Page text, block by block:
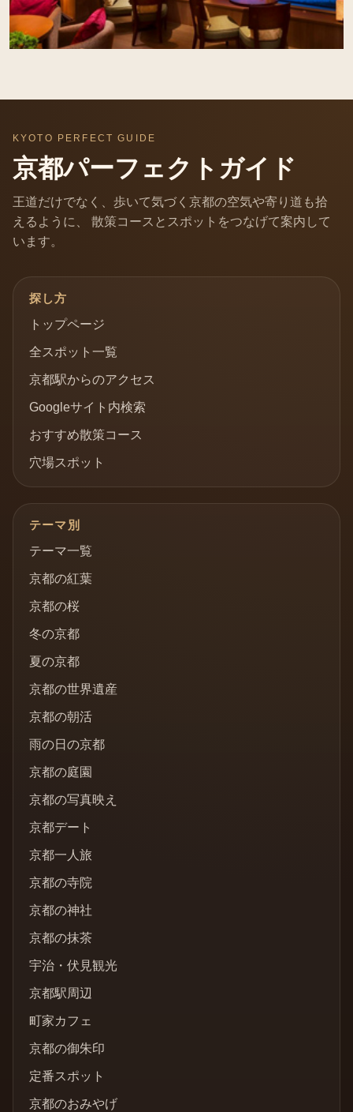
KYOTO PERFECT GUIDE
京都パーフェクトガイド
王道だけでなく、歩いて気づく京都の空気や寄り道も拾
えるように、 散策コースとスポットをつなげて案内して
います。
探し方
トップページ
全スポット一覧
京都駅からのアクセス
Googleサイト内検索
おすすめ散策コース
穴場スポット
テーマ別
テーマ一覧
京都の紅葉
京都の桜
冬の京都
夏の京都
京都の世界遺産
京都の朝活
雨の日の京都
京都の庭園
京都の写真映え
京都デート
京都一人旅
京都の寺院
京都の神社
京都の抹茶
宇治・伏見観光
京都駅周辺
町家カフェ
京都の御朱印
定番スポット
京都のおみやげ